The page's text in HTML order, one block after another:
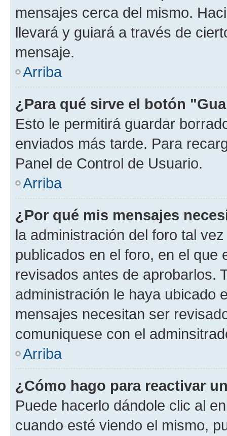
mensajes cerca del mismo.
llevará y guiará a través de
mensaje.
Arriba
¿Para qué sirve el botón
Esto le permitirá guardar
enviados más tarde. Para
Panel de Control de Usuario.
Arriba
¿Por qué mis mensajes
la administración del foro tal
publicados en el foro, en el
revisados antes de aprobarlos.
administración le haya ubicado
mensajes necesitan ser
comuniquese con el
Arriba
¿Cómo hago para reactivar
Puede hacerlo dándole clic al
cuando esté viendo el mismo,